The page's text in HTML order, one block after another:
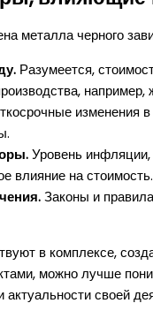
металла черного
Разумеется,
например,
изменения
Уровень
влияние на стоимость.
Законы и
в комплексе,
можно лучше
своей